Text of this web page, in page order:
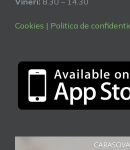
Cookies | Politica de
CARASOVA